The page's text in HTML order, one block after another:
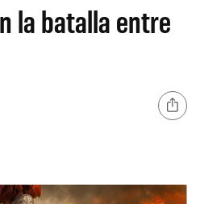
la batalla entre